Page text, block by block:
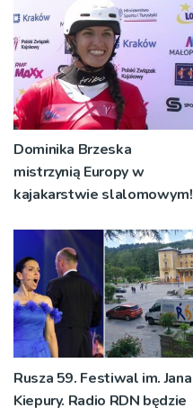
Dominika Brzeska
mistrzynią Europy w
kajakarstwie slalomowym!
Rusza 59. Festiwal im. Jana
Kiepury. Radio RDN będzie